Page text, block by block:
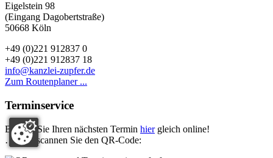
Eigelstein 98
(Eingang Dagobertstraße)
50668 Köln
+49 (0)221 912837 0
+49 (0)221 912837 18
info@kanzlei-zupfer.de
Zum Routenplaner ...
Terminservice
Buchen Sie Ihren nächsten Termin hier gleich online!
… oder scannen Sie den QR-Code: